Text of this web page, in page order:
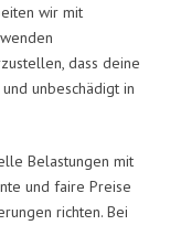
wir mit
dass deine
unbeschädigt in
Belastungen mit
und faire Preise
richten. Bei